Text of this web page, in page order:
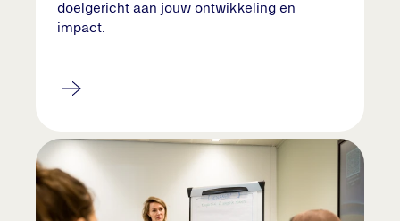
doelgericht aan jouw ontwikkeling en
impact.